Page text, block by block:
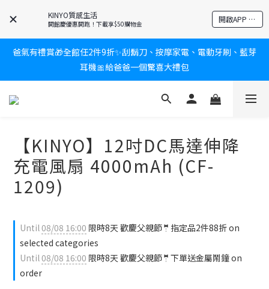
KINYO質感生活
開館慶優惠開跑！下載享$50購物金 開啟APP 享隱藏優惠
新會員送$100購物金✨再享消費回饋無極限
新會員送$100購物金✨再享消費回饋無極限
爸氣有禮賞🎁全館任2件9折✨刮鬍刀、按摩家電、電動牙刷、藍芽
耳機🎀給爸爸一個驚喜大禮包
炎熱夏日救星☀️秒凍扇登場💙半導體製冷 x 微米級冰霧，一秒開
新會員送$100購物金✨再享消費回饋無極限
【KINYO】12吋DC馬達伸降
充電風扇 4000mAh (CF-
1209)
Until08/08 16:00 限時8天 歡慶父親節🤵指定品2件88折 on
selected categories
Until08/08 16:00 限時8天 歡慶父親節🤵下單送金屬鬧鐘 on
order